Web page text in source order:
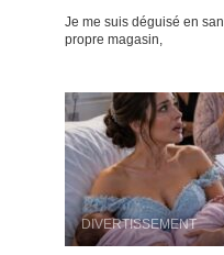
Je me suis déguisé en
propre magasin,
DIVERTISSEMENT